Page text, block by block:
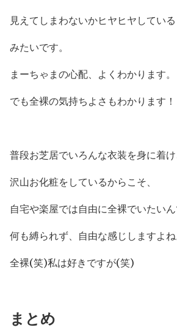
見えてしまわないかヒヤヒヤしている
みたいです。
まーちゃまの心配、よくわかります。
でも全裸の気持ちよさもわかります！
普段お芝居でいろんな衣装を身に着け
沢山お化粧をしているからこそ、
自宅や楽屋では自由に全裸でいたいん
何も縛られず、自由な感じしますよね
全裸(笑)私は好きですが(笑)
まとめ